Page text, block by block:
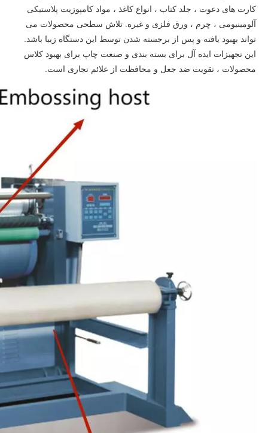
کارت های دعوت ، جلد کتاب ، انواع کاغذ ، مواد کامپوزیت پلاستیکی
آلومینیومی ، چرم ، ورق فلزی و غیره. تلاش سطحی محصولات می
تواند بهبود یافته و پس از برجسته شدن توسط این دستگاه زیبا باشد.
این تجهیزات ایده آل برای بسته بندی و صنعت چاپ برای بهبود کلاس
محصولات ، تقویت ضد جعل و محافظت از علائم تجاری است.